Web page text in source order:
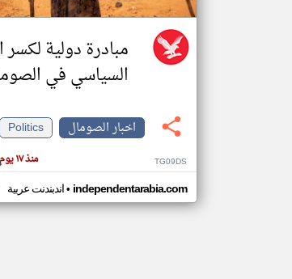
مبادرة دولية
السياسي في
اخبار الصومال
Politics
منذ ١٧ يوم TG09DS
اندبندنت عربية• independentarabia.com